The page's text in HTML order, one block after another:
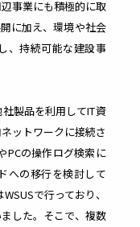
事業にも積極的に取
に加え、環境や社会
、持続可能な建設事
製品を利用してIT資
ットワークに接続さ
PCの操作ログ検索に
への移行を検討して
で行っており、
した。そこで、複数